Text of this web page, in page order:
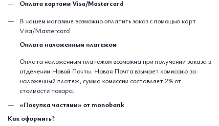
Оплата картами Visa/Mastercard
В нашем магазине возможно оплатить заказ с помощью карт
Visa/Mastercard
Оплата наложенным платежом
Оплата наложенным платежом возможна при получении заказа в
отделении Новой Почты. Новая Почта взымает комиссию за
наложенный платеж, сумма комиссии составляет 2% от
стоимости товара.
«Покупка частями» от monobank
Как оформить?